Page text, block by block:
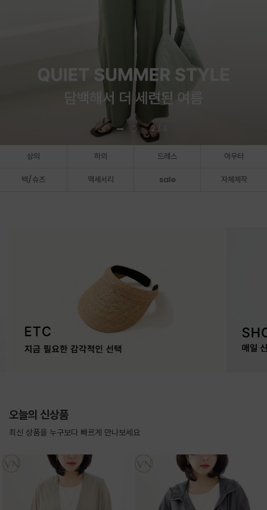
3 / 3
상의 하의 드레스 아우터
백/슈즈 액세서리 sale 자체제작
오늘의 신상품
최신 상품을 누구보다 빠르게 만나보세요